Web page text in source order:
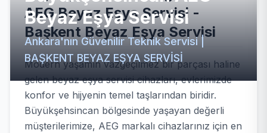
Beyaz Eşya Servisi
Ankara'nın Güvenilir Teknik Servisi |
BAŞKENT BEYAZ EŞYA SERVİSİ
AEG Beyaz Eşya Servisi -
Başkent Beyaz Eşya Servisi
Modern yaşamın vazgeçilmez bir parçası haline
gelen beyaz eşya servisi cihazları, evlerimizde
konfor ve hijyenin temel taşlarından biridir.
Büyükşehsincan bölgesinde yaşayan değerli
müşterilerimize, AEG markalı cihazlarınız için en